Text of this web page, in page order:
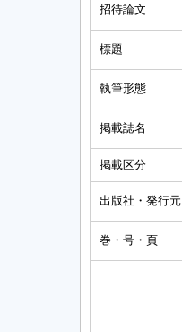
招待論文
標題
執筆形態
掲載誌名
掲載区分
出版社・発行元
巻・号・頁